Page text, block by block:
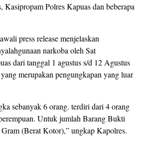
Kasipropam Polres Kapuas dan beberapa
press release menjelaskan
narkoba oleh Sat
dari tanggal 1 agustus s/d 12 Agustus
merupakan pengungkapan yang luar
sebanyak 6 orang. terdiri dari 4 orang
Untuk jumlah Barang Bukti
(Berat Kotor),” ungkap Kapolres.